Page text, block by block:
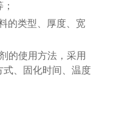
的类型、厚度、宽
的使用方法，采用
式、固化时间、温度